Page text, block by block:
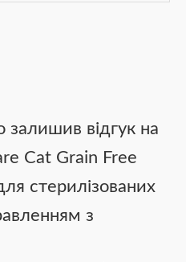
залишив відгук на
Cat Grain Free
стерилізованих
з